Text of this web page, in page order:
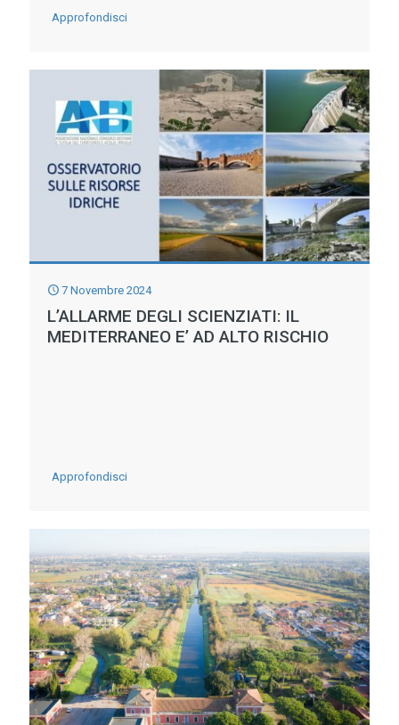
DI
SULL’ACQUA
Approfondisci-
IL
PERICOLO
DANA
STAVOLTA
PREVISTO
7 Novembre 2024
L’ALLARME DEGLI SCIENZIATI: IL
MEDITERRANEO E’ AD ALTO RISCHIO
Approfondisci-
SCIENZIATI:
IL
MEDITERRANEO
E’
AD
ALTO
RISCHIO